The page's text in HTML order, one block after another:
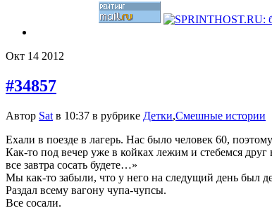
Окт 14 2012
#34857
Автор Sat в 10:37 в рубрике Детки,Смешные истории
Ехали в поезде в лагерь. Нас было человек 60,
Как-то под вечер уже в койках лежим и стебемся
все завтра сосать будете…»
Мы как-то забыли, что у него на следущий день был
Раздал всему вагону чупа-чупсы.
Все сосали.